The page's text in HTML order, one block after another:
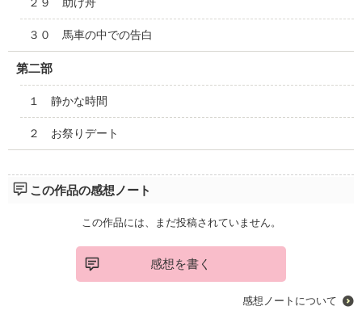
３０ 馬車の中での告白
第二部
１ 静かな時間
２ お祭りデート
この作品の感想ノート
この作品には、まだ投稿されていません。
感想を書く
感想ノートについて